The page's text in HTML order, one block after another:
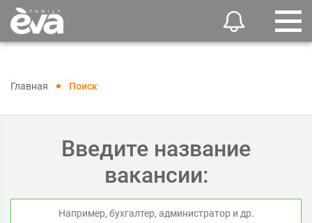
Главная Поиск
Введите название
вакансии: